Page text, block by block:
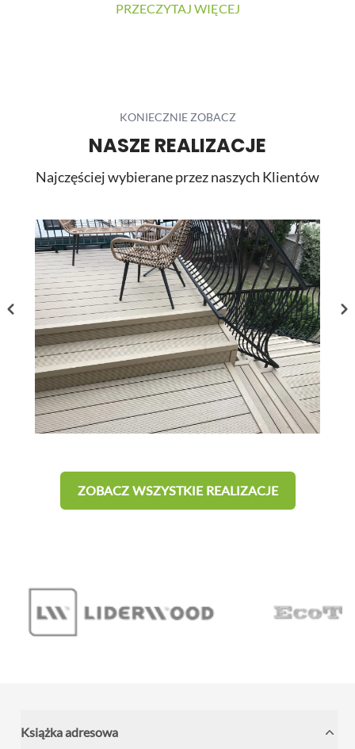
materiałów oraz łatwość utrzymania powierzchni w
PRZECZYTAJ WIĘCEJ
KONIECZNIE ZOBACZ
NASZE REALIZACJE
Najczęściej wybierane przez naszych Klientów
ZOBACZ WSZYSTKIE REALIZACJE
Książka adresowa